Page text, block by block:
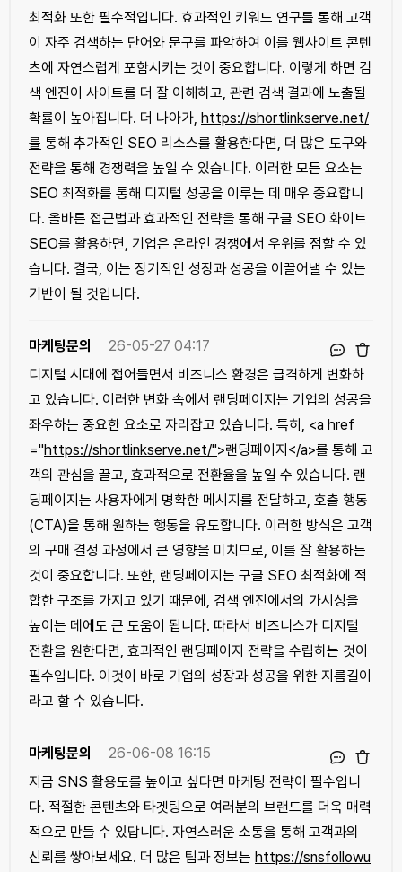
최적화 또한 필수적입니다. 효과적인 키워드 연구를 통해 고객
이 자주 검색하는 단어와 문구를 파악하여 이를 웹사이트 콘텐
츠에 자연스럽게 포함시키는 것이 중요합니다. 이렇게 하면 검
색 엔진이 사이트를 더 잘 이해하고, 관련 검색 결과에 노출될
확률이 높아집니다. 더 나아가, https://shortlinkserve.net/
를 통해 추가적인 SEO 리소스를 활용한다면, 더 많은 도구와
전략을 통해 경쟁력을 높일 수 있습니다. 이러한 모든 요소는
SEO 최적화를 통해 디지털 성공을 이루는 데 매우 중요합니
다. 올바른 접근법과 효과적인 전략을 통해 구글 SEO 화이트
SEO를 활용하면, 기업은 온라인 경쟁에서 우위를 점할 수 있
습니다. 결국, 이는 장기적인 성장과 성공을 이끌어낼 수 있는
기반이 될 것입니다.
마케팅문의
26-05-27 04:17
디지털 시대에 접어들면서 비즈니스 환경은 급격하게 변화하
고 있습니다. 이러한 변화 속에서 랜딩페이지는 기업의 성공을
좌우하는 중요한 요소로 자리잡고 있습니다. 특히, <a href
="https://shortlinkserve.net/">랜딩페이지</a>를 통해 고
객의 관심을 끌고, 효과적으로 전환율을 높일 수 있습니다. 랜
딩페이지는 사용자에게 명확한 메시지를 전달하고, 호출 행동
(CTA)을 통해 원하는 행동을 유도합니다. 이러한 방식은 고객
의 구매 결정 과정에서 큰 영향을 미치므로, 이를 잘 활용하는
것이 중요합니다. 또한, 랜딩페이지는 구글 SEO 최적화에 적
합한 구조를 가지고 있기 때문에, 검색 엔진에서의 가시성을
높이는 데에도 큰 도움이 됩니다. 따라서 비즈니스가 디지털
전환을 원한다면, 효과적인 랜딩페이지 전략을 수립하는 것이
필수입니다. 이것이 바로 기업의 성장과 성공을 위한 지름길이
라고 할 수 있습니다.
마케팅문의
26-06-08 16:15
지금 SNS 활용도를 높이고 싶다면 마케팅 전략이 필수입니
다. 적절한 콘텐츠와 타겟팅으로 여러분의 브랜드를 더욱 매력
적으로 만들 수 있답니다. 자연스러운 소통을 통해 고객과의
신뢰를 쌓아보세요. 더 많은 팁과 정보는 https://snsfollowu